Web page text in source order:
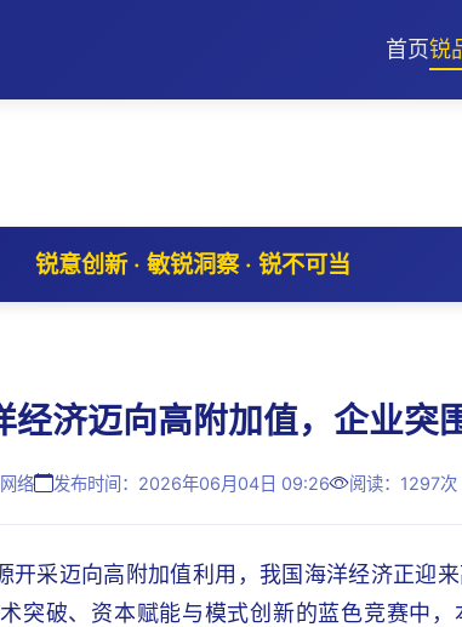
首页锐
锐意创新 · 敏锐洞察 · 锐不可当
经济迈向高附加值，企业突
络 发布时间：2026年06月04日 09:26 阅读：1297次
采迈向高附加值利用，我国海洋经济正迎来
突破、资本赋能与模式创新的蓝色竞赛中